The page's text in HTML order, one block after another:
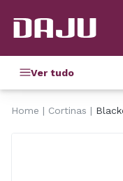
Ver tudo
Home Cortinas